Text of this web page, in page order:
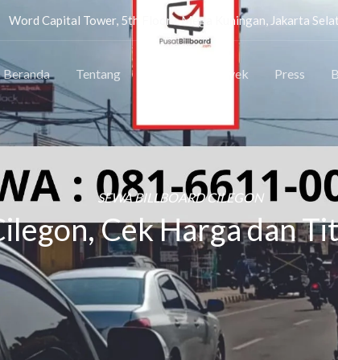
Word Capital Tower, 5th Floor - Mega Kuningan, Jakarta
Beranda Tentang Proyek Press
SEWA BILLBOARD CILEGON
Cek Harga dan